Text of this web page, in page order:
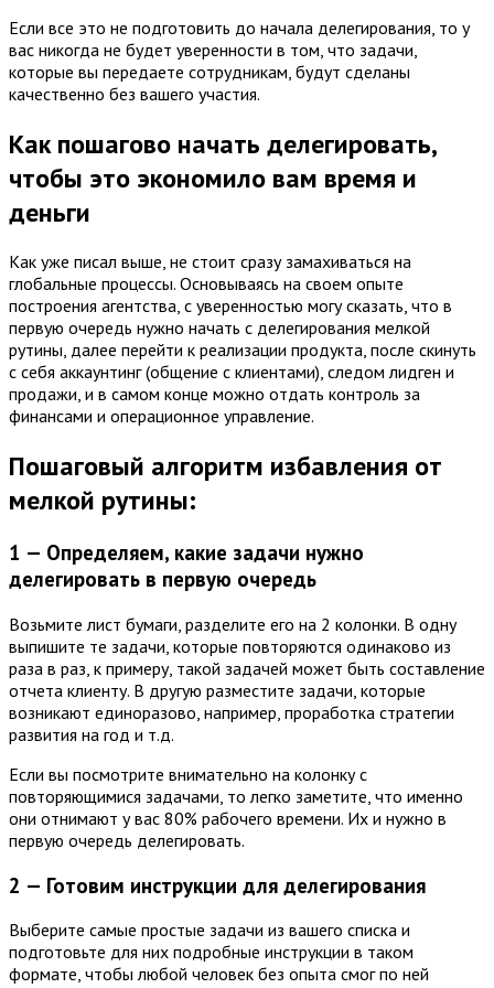
Если все это не подготовить до начала делегирования, то у
вас никогда не будет уверенности в том, что задачи,
которые вы передаете сотрудникам, будут сделаны
качественно без вашего участия.
Как пошагово начать делегировать,
чтобы это экономило вам время и
деньги
Как уже писал выше, не стоит сразу замахиваться на
глобальные процессы. Основываясь на своем опыте
построения агентства, с уверенностью могу сказать, что в
первую очередь нужно начать с делегирования мелкой
рутины, далее перейти к реализации продукта, после скинуть
с себя аккаунтинг (общение с клиентами), следом лидген и
продажи, и в самом конце можно отдать контроль за
финансами и операционное управление.
Пошаговый алгоритм избавления от
мелкой рутины:
1 — Определяем, какие задачи нужно
делегировать в первую очередь
Возьмите лист бумаги, разделите его на 2 колонки. В одну
выпишите те задачи, которые повторяются одинаково из
раза в раз, к примеру, такой задачей может быть составление
отчета клиенту. В другую разместите задачи, которые
возникают единоразово, например, проработка стратегии
развития на год и т.д.
Если вы посмотрите внимательно на колонку с
повторяющимися задачами, то легко заметите, что именно
они отнимают у вас 80% рабочего времени. Их и нужно в
первую очередь делегировать.
2 — Готовим инструкции для делегирования
Выберите самые простые задачи из вашего списка и
подготовьте для них подробные инструкции в таком
формате, чтобы любой человек без опыта смог по ней